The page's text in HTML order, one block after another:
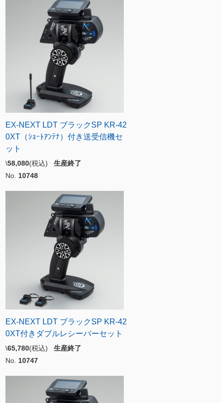
EX-NEXT LDT ブラックSP KR-42
0XT（ｼｮｰﾄｱﾝﾃﾅ）付き送受信機セ
ット
\58,080(税込) 生産終了
No. 10748
EX-NEXT LDT ブラックSP KR-42
0XT付きダブルレシーバーセット
\65,780(税込) 生産終了
No. 10747